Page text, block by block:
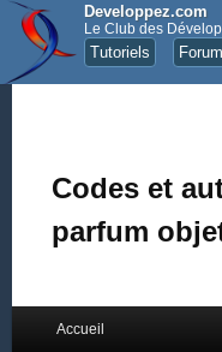
Developpez.com
Le Club des
Tutoriels
Codes et
parfum
Aller au contenu
Aller au contenu
Accueil